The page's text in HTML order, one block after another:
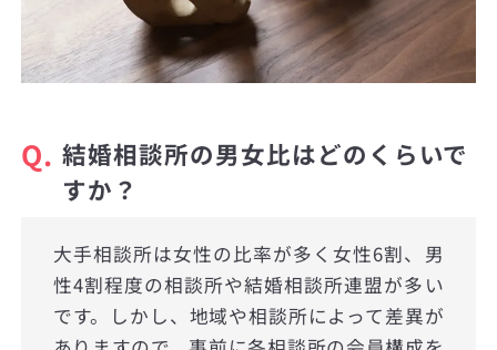
Q. 結婚相談所の男女比はどのくらいで
すか？
大手相談所は女性の比率が多く女性6割、男
性4割程度の相談所や結婚相談所連盟が多い
です。しかし、地域や相談所によって差異が